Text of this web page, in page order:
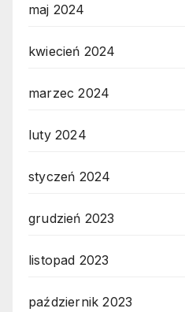
maj 2024
kwiecień 2024
marzec 2024
luty 2024
styczeń 2024
grudzień 2023
listopad 2023
październik 2023